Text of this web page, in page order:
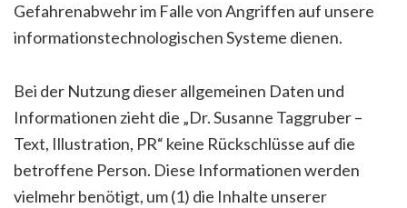
Gefahrenabwehr im Falle von Angriffen auf unsere
informationstechnologischen Systeme dienen.
Bei der Nutzung dieser allgemeinen Daten und
Informationen zieht die „Dr. Susanne Taggruber –
Text, Illustration, PR“ keine Rückschlüsse auf die
betroffene Person. Diese Informationen werden
vielmehr benötigt, um (1) die Inhalte unserer